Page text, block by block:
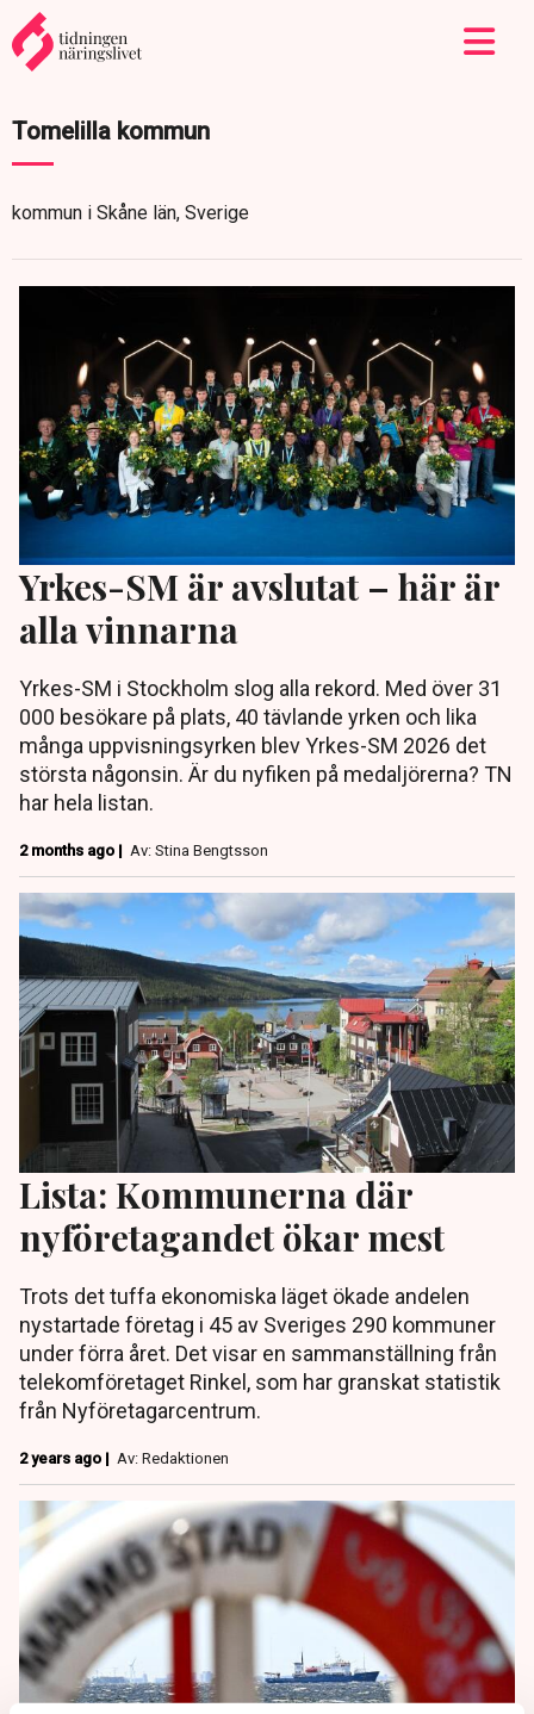
Tomelilla kommun
kommun i Skåne län, Sverige
Yrkes-SM är avslutat – här är
alla vinnarna
Yrkes-SM i Stockholm slog alla rekord. Med över 31
000 besökare på plats, 40 tävlande yrken och lika
många uppvisningsyrken blev Yrkes-SM 2026 det
största någonsin. Är du nyfiken på medaljörerna? TN
har hela listan.
2 months ago | Av: Stina Bengtsson
Lista: Kommunerna där
nyföretagandet ökar mest
Trots det tuffa ekonomiska läget ökade andelen
nystartade företag i 45 av Sveriges 290 kommuner
under förra året. Det visar en sammanställning från
telekomföretaget Rinkel, som har granskat statistik
från Nyföretagarcentrum.
2 years ago | Av: Redaktionen